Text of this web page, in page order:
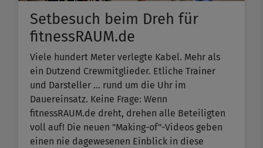
Setbesuch beim Dreh für
fitnessRAUM.de
Viele hundert Meter verlegte Kabel. Mehr als
ein Dutzend Crewmitglieder. Etliche Trainer
und Darsteller ... rund um die Uhr im
Dauereinsatz. Keine Frage: Wenn
fitnessRAUM.de dreht, drehen alle Beteiligten
voll auf! Die neuen "Making-of"-Videos geben
einen nie dagewesenen Einblick in diese